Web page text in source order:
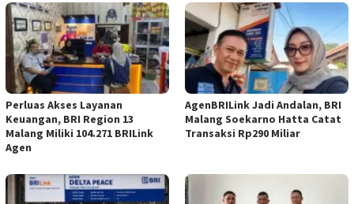
Perluas Akses Layanan
Keuangan, BRI Region 13
Malang Miliki 104.271 BRILink
Agen
AgenBRILink Jadi Andalan, BRI
Malang Soekarno Hatta Catat
Transaksi Rp290 Miliar